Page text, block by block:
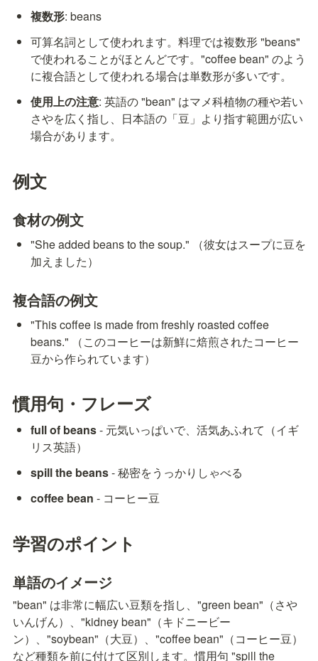
複数形: beans
可算名詞として使われます。料理では複数形 "beans"
で使われることがほとんどです。"coffee bean" のよう
に複合語として使われる場合は単数形が多いです。
使用上の注意: 英語の "bean" はマメ科植物の種や若い
さやを広く指し、日本語の「豆」より指す範囲が広い
場合があります。
例文
食材の例文
"She added beans to the soup." （彼女はスープに豆を
加えました）
複合語の例文
"This coffee is made from freshly roasted coffee
beans." （このコーヒーは新鮮に焙煎されたコーヒー
豆から作られています）
慣用句・フレーズ
full of beans - 元気いっぱいで、活気あふれて（イギ
リス英語）
spill the beans - 秘密をうっかりしゃべる
coffee bean - コーヒー豆
学習のポイント
単語のイメージ
"bean" は非常に幅広い豆類を指し、"green bean"（さや
いんげん）、"kidney bean"（キドニービー
ン）、"soybean"（大豆）、"coffee bean"（コーヒー豆）
など種類を前に付けて区別します。慣用句 "spill the